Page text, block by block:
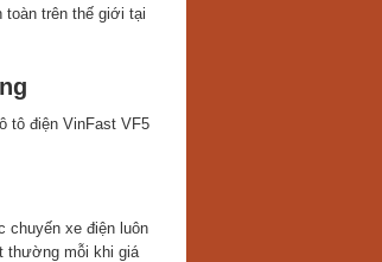
toàn trên thế giới tại
tô điện VinFast VF5
chuyến xe điện luôn
thường mỗi khi giá